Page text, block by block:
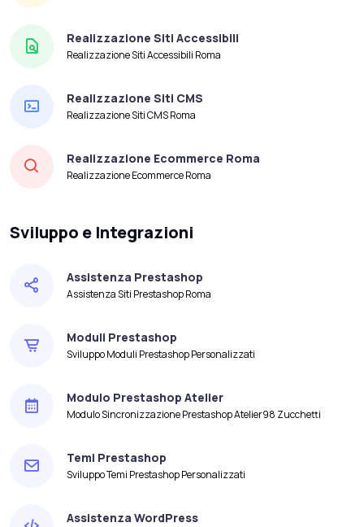
Realizzazione Siti Accessibili
Realizzazione Siti Accessibili Roma
Realizzazione Siti CMS
Realizzazione Siti CMS Roma
Realizzazione Ecommerce Roma
Realizzazione Ecommerce Roma
Sviluppo e Integrazioni
Assistenza Prestashop
Assistenza Siti Prestashop Roma
Moduli Prestashop
Sviluppo Moduli Prestashop Personalizzati
Modulo Prestashop Atelier
Modulo Sincronizzazione Prestashop Atelier98 Zucchetti
Temi Prestashop
Sviluppo Temi Prestashop Personalizzati
Assistenza WordPress